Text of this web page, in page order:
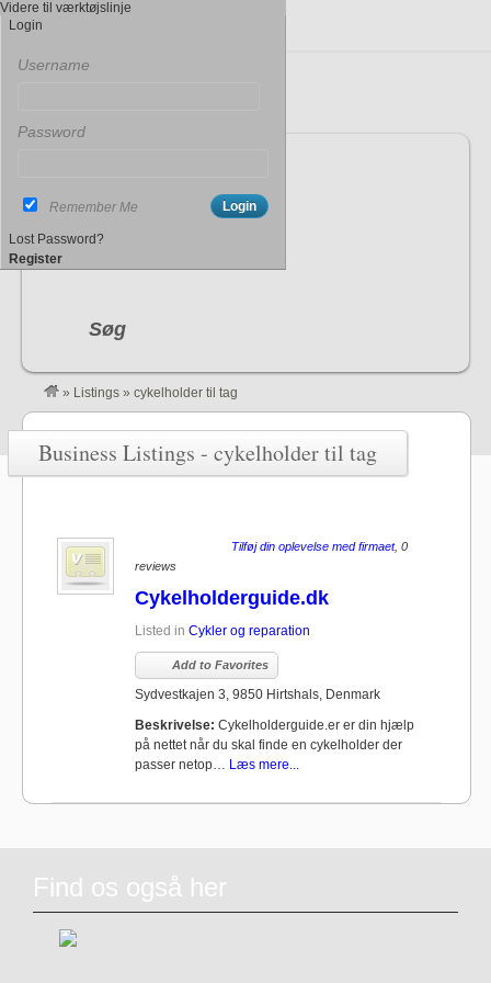
Søg
» Listings » cykelholder til tag
Business Listings - cykelholder til tag
Tilføj din oplevelse med firmaet, 0
reviews
Cykelholderguide.dk
Listed in Cykler og reparation
Add to Favorites
Sydvestkajen 3, 9850 Hirtshals, Denmark
Beskrivelse: Cykelholderguide.er er din hjælp
på nettet når du skal finde en cykelholder der
passer netop… Læs mere...
Find os også her
Videre til værktøjslinje
Login
Username
Password
Remember Me
Lost Password?
Register